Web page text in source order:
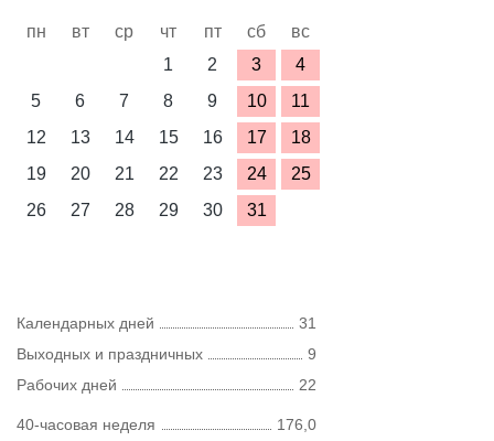
пн вт ср чт пт сб
вс
1
2 3
4
5
6 7 8 9 10
11
12
13 14 15 16 17
18
19
20 21 22 23 24
25
26
27 28 29 30 31
Календарных дней
31
Выходных и праздничных
9
Рабочих дней
22
40-часовая неделя
176,0